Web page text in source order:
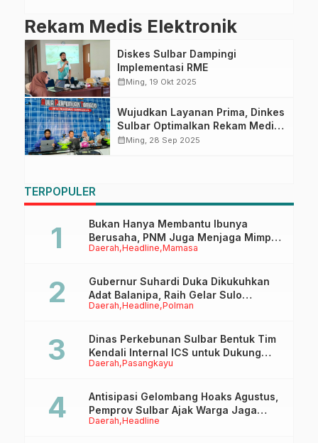
Rekam Medis Elektronik
Diskes Sulbar Dampingi
Implementasi RME
calendar_monthMing, 19 Okt 2025
Wujudkan Layanan Prima, Dinkes
Sulbar Optimalkan Rekam Medis
Elektronik di Puskesmas
calendar_monthMing, 28 Sep 2025
TERPOPULER
Daerah Headline Mamasa
Bukan Hanya Membantu Ibunya
Berusaha, PNM Juga Menjaga Mimpi
Anaknya Untuk Menggapai Cita-Cita
Daerah Headline Polman
Gubernur Suhardi Duka Dikukuhkan
Adat Balanipa, Raih Gelar Sulo
Tappidena
Daerah Pasangkayu
Dinas Perkebunan Sulbar Bentuk Tim
Kendali Internal ICS untuk Dukung
Sertifikasi ISPO Pekebun di
Daerah Headline
Antisipasi Gelombang Hoaks Agustus,
Pemprov Sulbar Ajak Warga Jaga
Ruang Digital